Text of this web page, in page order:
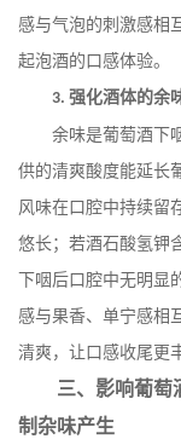
感与气泡的刺激感相
起泡酒的口感体验。
3. 强化酒体的余
余味是葡萄酒下
供的清爽酸度能延长
风味在口腔中持续留
悠长；若酒石酸氢钾
下咽后口腔中无明
感与果香、单宁感相
清爽，让口感收尾更
三、影响葡萄
制杂味产生